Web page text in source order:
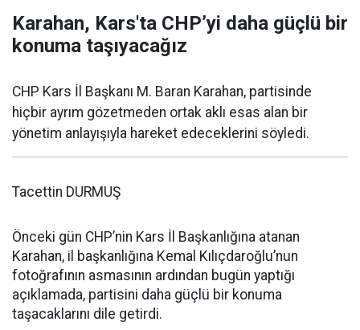
Karahan, Kars'ta CHP’yi daha güçlü bir
konuma taşıyacağız
CHP Kars İl Başkanı M. Baran Karahan, partisinde
hiçbir ayrım gözetmeden ortak aklı esas alan bir
yönetim anlayışıyla hareket edeceklerini söyledi.
Tacettin DURMUŞ
Önceki gün CHP’nin Kars İl Başkanlığına atanan
Karahan, il başkanlığına Kemal Kılıçdaroğlu’nun
fotoğrafının asmasının ardından bugün yaptığı
açıklamada, partisini daha güçlü bir konuma
taşacaklarını dile getirdi.